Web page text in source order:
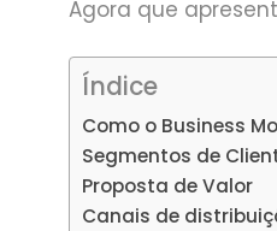
Agora que
Índice
Como o Business
Segmentos de
Proposta de Valor
Canais de